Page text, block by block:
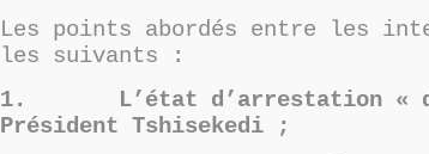
Les points abordés entre les
les suivants :
1. L’état d’arrestation «
Président Tshisekedi ;